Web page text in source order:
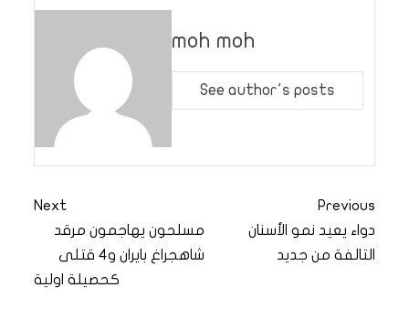
moh moh
See author's posts
Previous
دواء يعيد نمو الأسنان
التالفة من جديد
Next
مسلحون يهاجمون مرقد
شاهجراغ بايران و4 قتلى
كحصيلة اولية